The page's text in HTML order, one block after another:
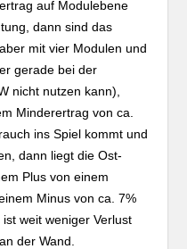
auf Modulebene
dann sind das
mit vier Modulen und
gerade bei der
nicht nutzen kann),
Minderertrag von ca.
ins Spiel kommt und
dann liegt die Ost-
Plus von einem
Minus von ca. 7%
weit weniger Verlust
der Wand.